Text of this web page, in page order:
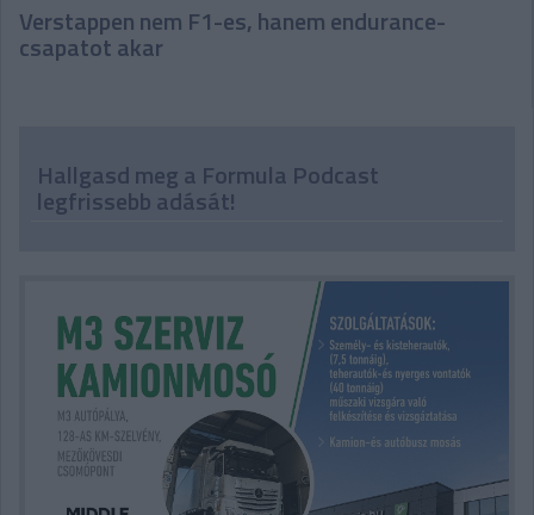
Verstappen nem F1-es, hanem endurance-
csapatot akar
Hallgasd meg a Formula Podcast
legfrissebb adását!